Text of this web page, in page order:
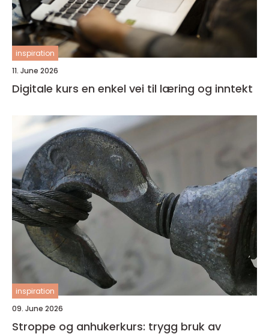
inspiration
11. June 2026
Digitale kurs en enkel vei til læring og inntekt
inspiration
09. June 2026
Stroppe og anhukerkurs: trygg bruk av